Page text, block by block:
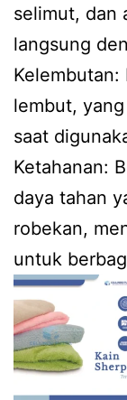
selimut, dan
langsung
Kelembutan:
lembut,
saat
Ketahanan:
daya tahan
robekan,
untuk